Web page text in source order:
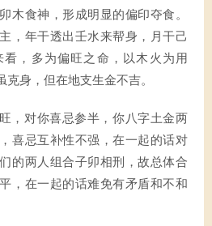
木食神，形成明显的偏印夺食。
，年干透出壬水来帮身，月干己
，多为偏旺之命，以木火为用
身，但在地支生金不吉。
，对你喜忌参半，你八字土金两
喜忌互补性不强，在一起的话对
的两人组合子卯相刑，故总体合
，在一起的话难免有矛盾和不和